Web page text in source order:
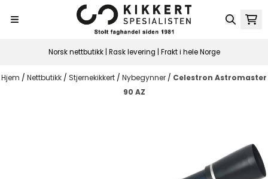
Norsk nettbutikk | Rask levering | Frakt i hele Norge
Hjem / Nettbutikk / Stjernekikkert / Nybegynner / Celestron Astromaster
90 AZ